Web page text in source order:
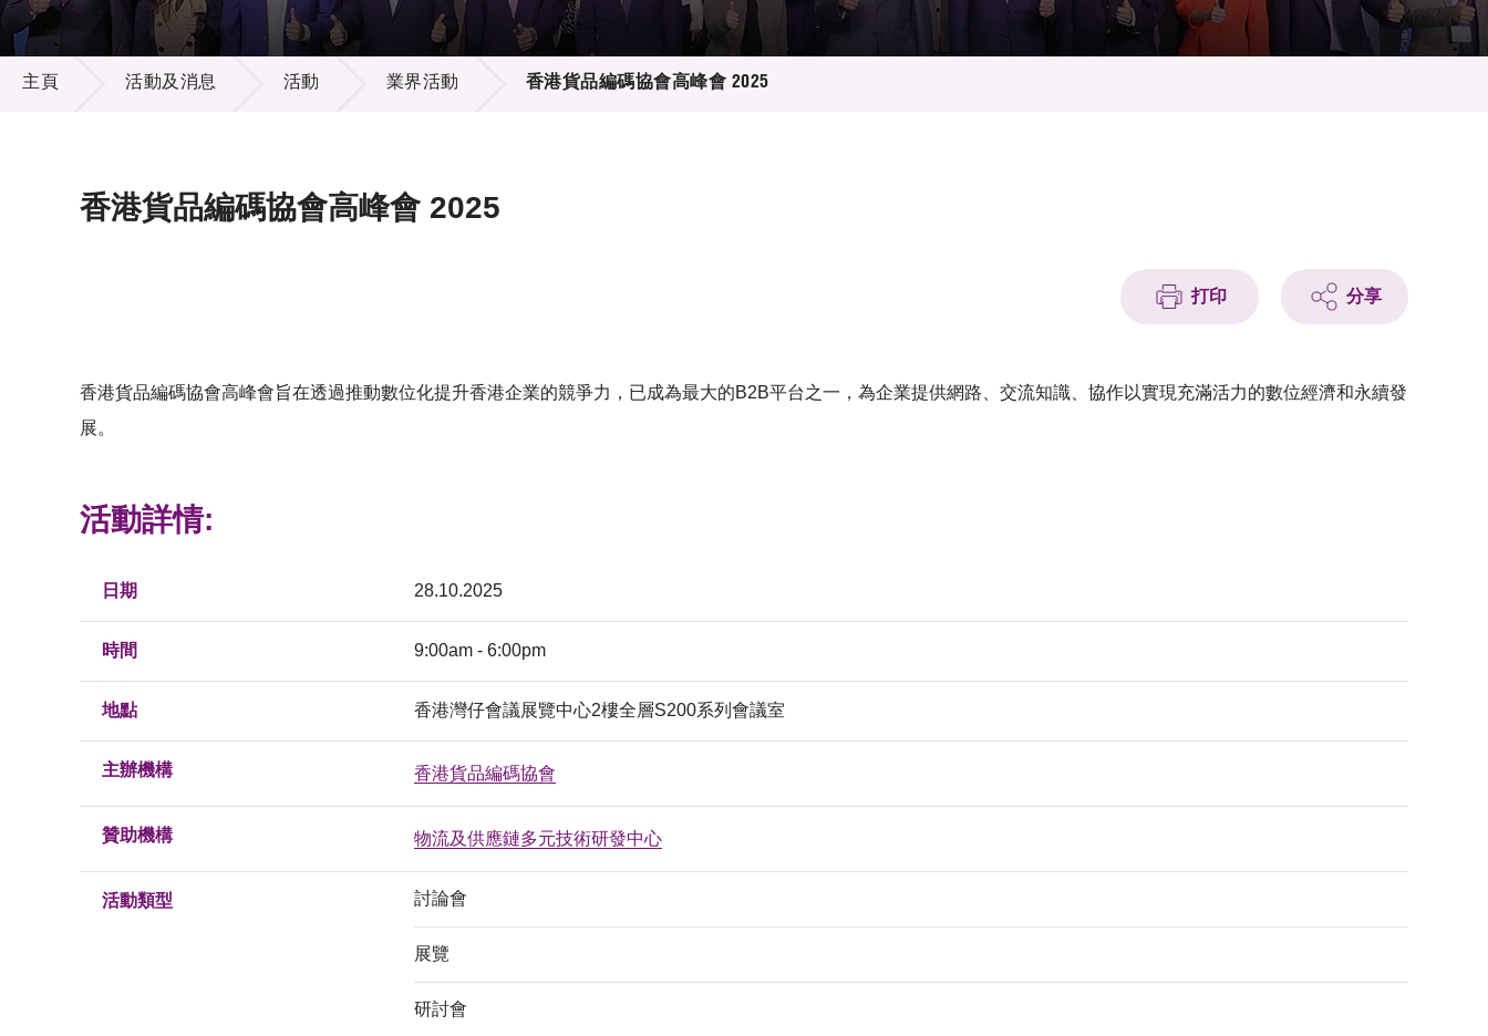
招標通告
徵求研發項目計劃書
項目資料庫
資訊中心
多媒體
出版刊物
活動及消息
主頁 活動及消息 活動 業界活動 香港貨品編碼協會高峰會 2025
香港貨品編碼協會高峰會 2025
打印 分享
香港貨品編碼協會高峰會旨在透過推動數位化提升香港企業的競爭力，已成為最大的B2B平台之一，為企業提供網路、交流知識、協作以實現充滿活力的數位經濟和永續發
展。
活動詳情:
日期 28.10.2025
時間 9:00am - 6:00pm
地點 香港灣仔會議展覽中心2樓全層S200系列會議室
主辦機構 香港貨品編碼協會
贊助機構 物流及供應鏈多元技術研發中心
活動類型 討論會
展覽
研討會